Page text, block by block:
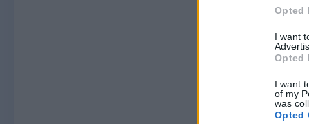
Opted
I want
Opted
I want
of my
was
Opted